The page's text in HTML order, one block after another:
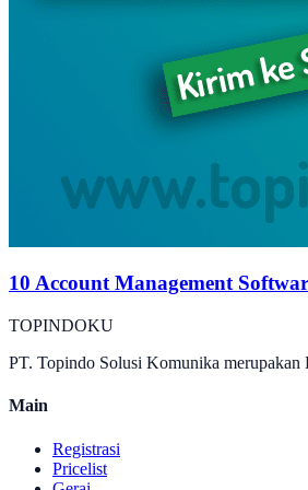
10 Account Management
TOPINDOKU
PT. Topindo Solusi Komunika merupakan
Main
Registrasi
Pricelist